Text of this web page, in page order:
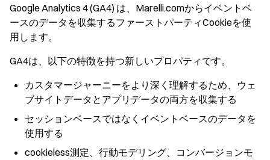
Google Analytics 4 (GA4) は、Marelli.comからイベントベ
ースのデータを収集するファーストパーティCookieを使
用します。
GA4は、以下の特徴を持つ新しいプロパティです。
カスタマージャーニーをより深く理解するため、ウェ
ブサイトデータとアプリデータの両方を収集する
セッションベースではなくイベントベースのデータを
使用する
cookieless測定、行動モデリング、コンバージョンモ